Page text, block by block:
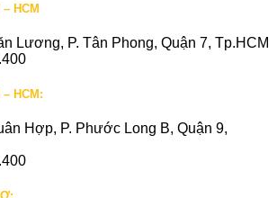
HCM
Lương, P. Tân Phong, Quận 7, Tp.HCM
– HCM:
Hợp, P. Phước Long B, Quận 9,